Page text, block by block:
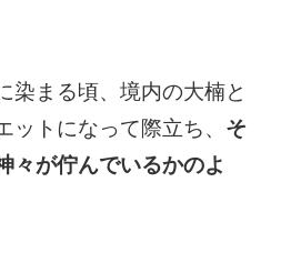
染まる頃、境内の大楠と
ットになって際立ち、 そ
々が佇んでいるかのよ